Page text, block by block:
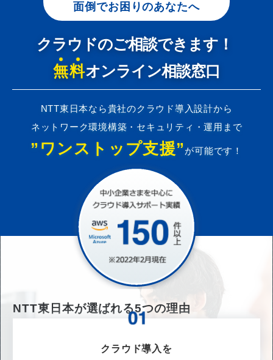
面倒でお困りのあなたへ
クラウドのご相談できます！
無料オンライン相談窓口
NTT東日本なら貴社のクラウド導入設計から
ネットワーク環境構築・セキュリティ・運用まで
”ワンストップ支援” が可能です！
NTT東日本が選ばれる5つの理由
クラウド導入を